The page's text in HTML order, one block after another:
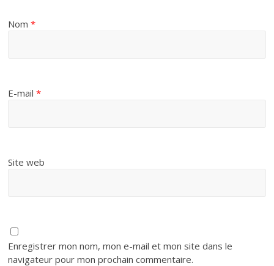
Nom*
E-mail*
Site web
Enregistrer mon nom, mon e-mail et mon site dans le
navigateur pour mon prochain commentaire.